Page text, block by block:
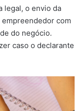
legal, o envio da
com
do negócio.
caso o declarante